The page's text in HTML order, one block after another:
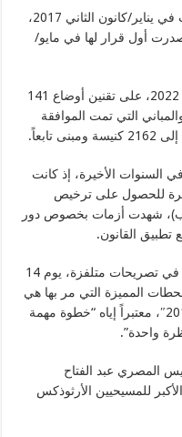
اللجنة جرى تشكيلها، وبدأت تلقّي طلبات في يناير/كانون الثاني 2017،
أول قرار لها في مايو/
ووافقت اللجنة، في 4 يناير/كانون الثاني 2022، على تقنين أوضاع 141
التي تمت الموافقة
السنوات الأخيرة، إذ كانت
للحصول على ترخيص
شهدت أزمات بخصوص دور
تطبيق القانون.
وقال بابا أقباط مصر، تواضروس الثاني، في تصريحات متلفزة، يوم 14
2021، إنه من “المحطات المميزة التي مر بها هي
محطة إصدار قانون بناء الكنائس عام 2016″، معتبراً إياه “خطوة مهمة
واحدة”.
2019، افتتح الرئيس المصري عبد الفتاح
للمسيحيين الأرثوذكس